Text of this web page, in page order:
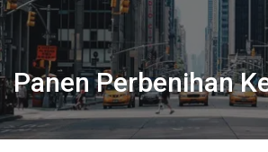
Panen Perbenihan